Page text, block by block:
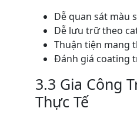
Dễ quan sát màu
Dễ lưu trữ theo
Thuận tiện mang
Đánh giá coating
3.3 Gia Công
Thực Tế